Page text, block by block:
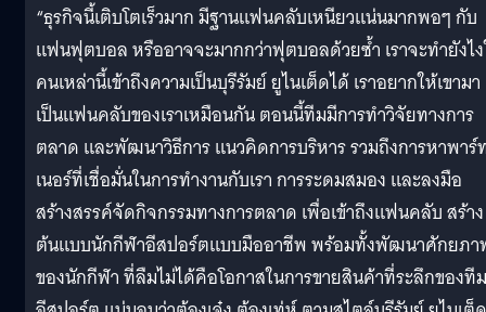
“ธุรกิจนี้เติบโตเร็วมาก มีฐานแฟนคลับเหนียวแน่นมากพอๆ กับ
แฟนฟุตบอล หรืออาจจะมากกว่าฟุตบอลด้วยซ้ำ เราจะทำยังไ
คนเหล่านี้เข้าถึงความเป็นบุรีรัมย์ ยูไนเต็ดได้ เราอยากให้เขามา
เป็นแฟนคลับของเราเหมือนกัน ตอนนี้ทีมมีการทำวิจัยทางการ
ตลาด และพัฒนาวิธีการ แนวคิดการบริหาร รวมถึงการหาพาร์
เนอร์ที่เชื่อมั่นในการทำงานกับเรา การระดมสมอง และลงมือ
สร้างสรรค์จัดกิจกรรมทางการตลาด เพื่อเข้าถึงแฟนคลับ สร้าง
ต้นแบบนักกีฬาอีสปอร์ตแบบมืออาชีพ พร้อมทั้งพัฒนาศักยภ
ของนักกีฬา ที่ลืมไม่ได้คือโอกาสในการขายสินค้าที่ระลึกของทีม